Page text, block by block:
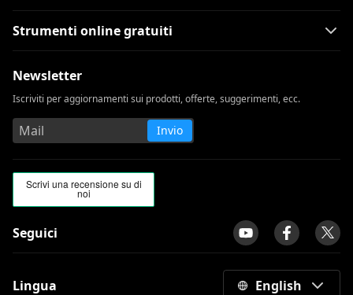
Strumenti online gratuiti
Newsletter
Iscriviti per aggiornamenti sui prodotti, offerte, suggerimenti, ecc.
Invio
Seguici
Lingua English